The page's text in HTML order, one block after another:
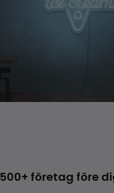
500+ företag före